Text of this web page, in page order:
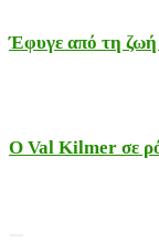
Έφυγε από τη
Ο Val Kilmer σε